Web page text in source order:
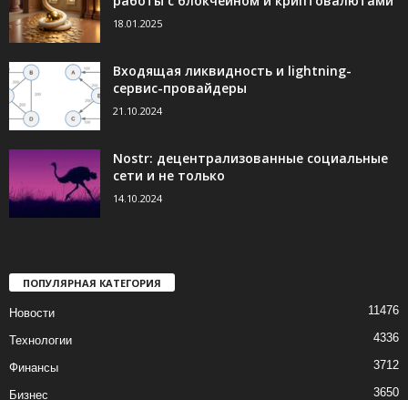
18.01.2025
Входящая ликвидность и lightning-
сервис-провайдеры
21.10.2024
Nostr: децентрализованные социальные
сети и не только
14.10.2024
ПОПУЛЯРНАЯ КАТЕГОРИЯ
Новости 11476
Технологии 4336
Финансы 3712
Бизнес 3650